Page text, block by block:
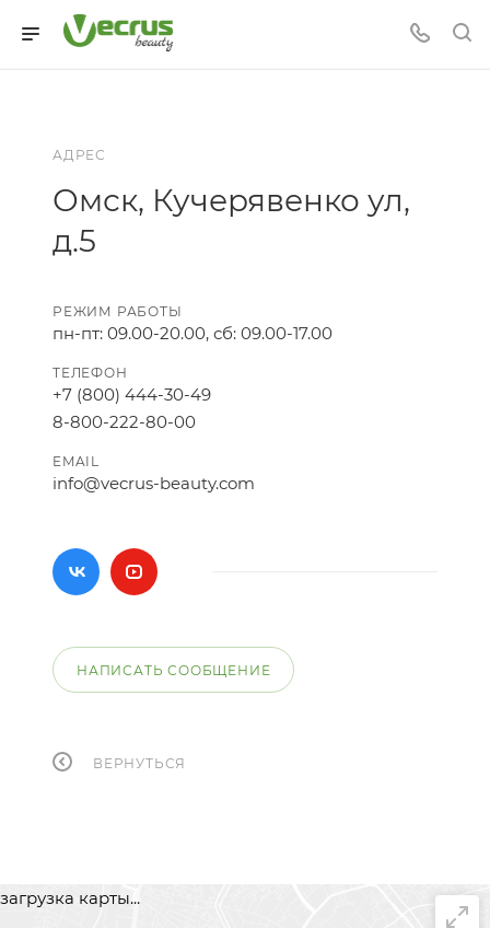
АДРЕС
Омск, Кучерявенко ул,
д.5
РЕЖИМ РАБОТЫ
пн-пт: 09.00-20.00, сб: 09.00-17.00
ТЕЛЕФОН
+7 (800) 444-30-49
8-800-222-80-00
EMAIL
info@vecrus-beauty.com
НАПИСАТЬ СООБЩЕНИЕ
ВЕРНУТЬСЯ
загрузка карты...